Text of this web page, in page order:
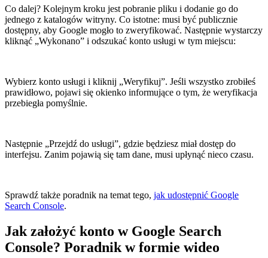
Co dalej? Kolejnym kroku jest pobranie pliku i dodanie go do
jednego z katalogów witryny. Co istotne: musi być publicznie
dostępny, aby Google mogło to zweryfikować. Następnie wystarczy
kliknąć „Wykonano” i odszukać konto usługi w tym miejscu:
Wybierz konto usługi i kliknij „Weryfikuj”. Jeśli wszystko zrobiłeś
prawidłowo, pojawi się okienko informujące o tym, że weryfikacja
przebiegła pomyślnie.
Następnie „Przejdź do usługi”, gdzie będziesz miał dostęp do
interfejsu. Zanim pojawią się tam dane, musi upłynąć nieco czasu.
Sprawdź także poradnik na temat tego, jak udostępnić Google
Search Console.
Jak założyć konto w Google Search
Console? Poradnik w formie wideo